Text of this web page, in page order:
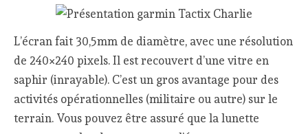
L’écran fait 30,5mm de diamètre, avec une résolution
de 240×240 pixels. Il est recouvert d’une vitre en
saphir (inrayable). C’est un gros avantage pour des
activités opérationnelles (militaire ou autre) sur le
terrain. Vous pouvez être assuré que la lunette